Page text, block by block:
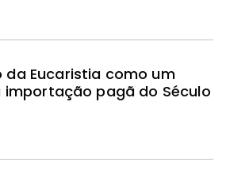
da Eucaristia como um
pagã do Século